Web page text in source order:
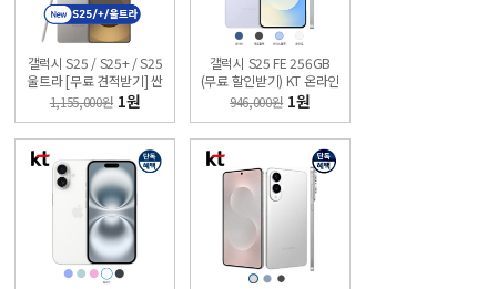
갤럭시 S25 / S25+ / S25
울트라 [무료 견적받기] 싼
올레폰
1,155,000원 1원
갤럭시 S25 FE 256GB
(무료 할인받기) KT 온라인
샵 싼올레폰
946,000원 1원